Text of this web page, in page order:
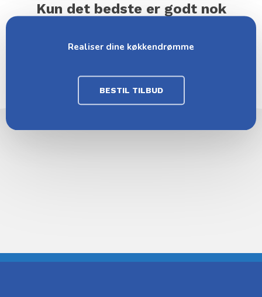
Kun det bedste er godt nok
Materialer.
Realiser dine køkkendrømme
BESTIL TILBUD